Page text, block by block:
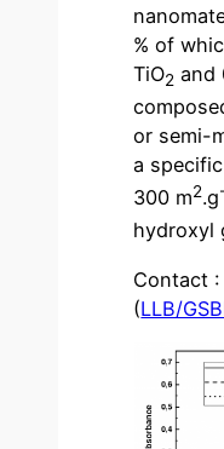
% of
TiO2 and
or semi-
a
300 m2.g
hydroxyl
Contact :
(LLB/